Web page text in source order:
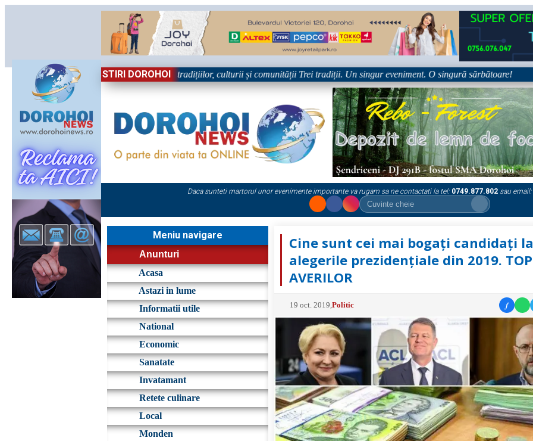
STIRI DOROHOI
în Sărbătoare!” – trei zile dedicate tradițiilor, culturii și comunității Trei tradiții. Un singur eveniment. O singură sărbătoare! •
Daca sunteti martorul unor evenimente importante va rugam sa ne contactati la tel: 0749.877.802 sau email:
Meniu navigare
Anunturi
Acasa
Astazi in lume
Informatii utile
National
Economic
Sanatate
Invatamant
Retete culinare
Local
Monden
Cine sunt cei mai bogaţi candidaţi la
alegerile prezidenţiale din 2019.
AVERILOR
19 oct. 2019 ,Politic f